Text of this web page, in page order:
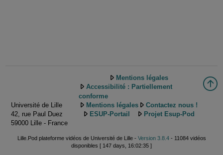
Université de Lille
42, rue Paul Duez
59000 Lille - France
Mentions légales
Accessibilité : Partiellement
conforme
Mentions légales
Contactez nous !
ESUP-Portail
Projet Esup-Pod
Lille.Pod plateforme vidéos de Université de Lille - Version 3.8.4- 11084 vidéos
disponibles [ 147 days, 16:02:35 ]